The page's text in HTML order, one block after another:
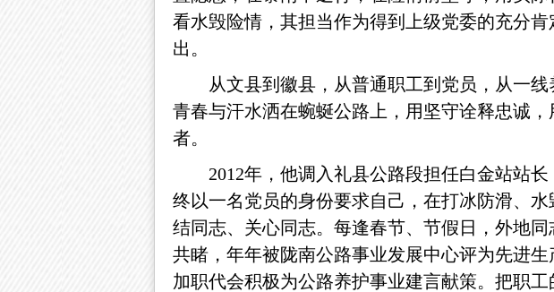
看水毁险情，其担当作为得到上级党委的充分
出。
从文县到徽县，从普通职工到党员，从一
青春与汗水洒在蜿蜒公路上，用坚守诠释忠诚
者。
2012年，他调入礼县公路段担任白金站站
终以一名党员的身份要求自己，在打冰防滑、
结同志、关心同志。每逢春节、节假日，外地
共睹，年年被陇南公路事业发展中心评为先进
加职代会积极为公路养护事业建言献策。把职